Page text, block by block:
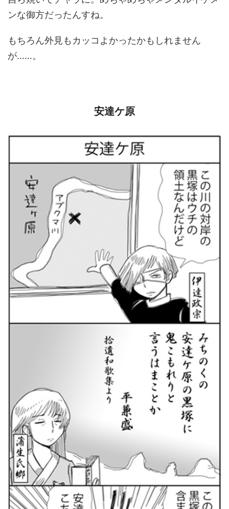
ンな御方だったんすね。
もちろん外見もカッコよかったかもしれません
が……。
安達ケ原